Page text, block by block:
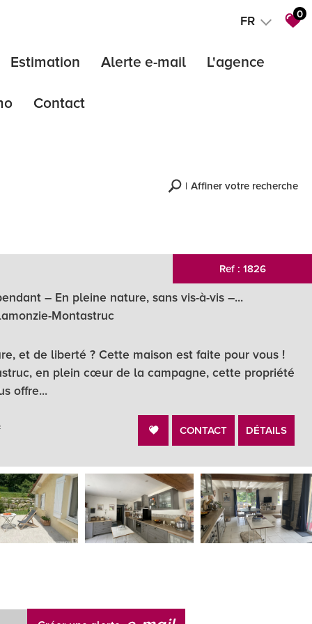
FR 0
Estimation Alerte e-mail L'agence
barème
Contact
Affiner votre recherche
+ de critéres
Ref : 1826
– En pleine nature, sans vis-à-vis –...
Montastruc
et de liberté ? Cette maison est faite pour vous !
en plein cœur de la campagne, cette propriété
offre...
CONTACT DÉTAILS